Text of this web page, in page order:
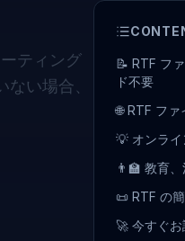
ティング
い場合、
📝 RTF フ
ド不要
🌐 RTF ファ
💡 オンラ
👨‍🏫 教育
📜 RTF の
🚀 今すぐ